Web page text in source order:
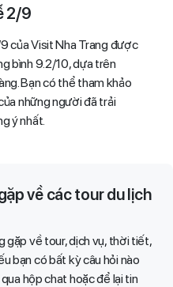
2/9
của Visit Nha Trang được
bình 9.2/10, dựa trên
Bạn có thể tham khảo
những người đã trải
ý nhất.
về các tour du lịch
gặp về tour, dịch vụ, thời tiết,
bạn có bất kỳ câu hỏi nào
hộp chat hoặc để lại tin